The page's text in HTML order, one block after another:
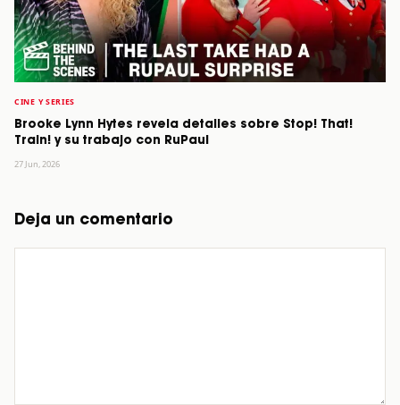
CINE Y SERIES
Brooke Lynn Hytes revela detalles sobre Stop! That!
Train! y su trabajo con RuPaul
27 Jun, 2026
Deja un comentario